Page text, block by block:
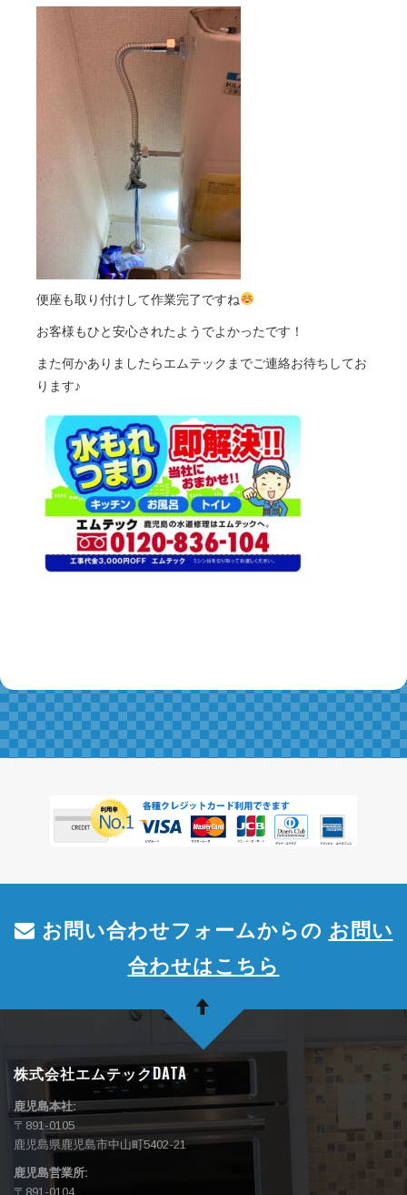
便座も取り付けして作業完了ですね
お客様もひと安心されたようでよかったです！
また何かありましたらエムテックまでご連絡お待ちしてお
ります♪
お問い合わせフォームからの お問い
合わせはこちら
株式会社エムテックDATA
鹿児島本社:
〒891-0105
鹿児島県鹿児島市中山町5402-21
鹿児島営業所:
〒891-0104